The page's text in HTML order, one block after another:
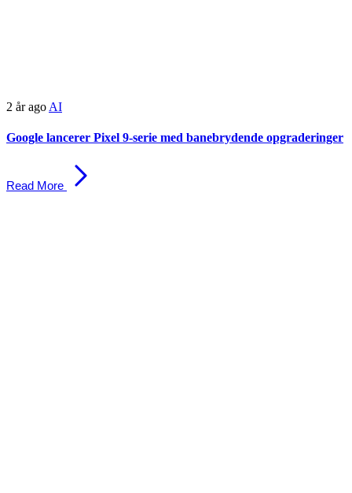
2 år ago AI
Google lancerer Pixel 9-serie med banebrydende opgraderinger
Read More